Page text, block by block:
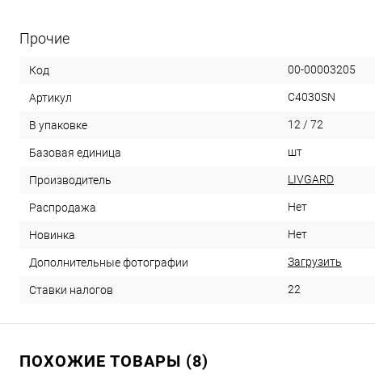
Прочие
Код 00-00003205
Артикул C4030SN
В упаковке 12 / 72
Базовая единица шт
Производитель LIVGARD
Распродажа Нет
Новинка Нет
Дополнительные фотографии Загрузить
Ставки налогов 22
ПОХОЖИЕ ТОВАРЫ (8)